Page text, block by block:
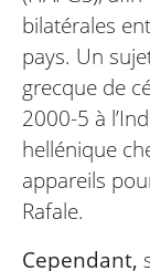
bilatérales
pays. Un
grecque de
2000-5 à
hellénique
appareils
Rafale.
Cependant,